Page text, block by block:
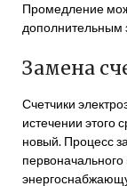
Промедление
дополнительным
Замена
Счетчики
истечении этого
новый. Процесс